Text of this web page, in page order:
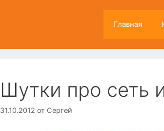
Главная
Шутки про сеть
31.10.2012 от Сергей